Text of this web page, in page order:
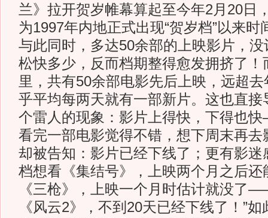
兰》拉开贺岁帷幕算起至今年2月20日
为1997年内地正式出现“贺岁档”以来时
与此同时，多达50余部的上映影片，没
松快多少，反而档期整得愈发拥挤了！
里，共有50余部电影先后上映，远超
乎平均每两天就有一部新片。这也直接
个雷人的现象：影片上得快，下得也
看完一部电影觉得不错，想下周末再去
却被告知：影片已经下线了；更有影迷
档想看《集结号》，上映两个月之后还
《三枪》，上映一个月时估计就没了
《风云2》，不到20天已经下线了！”